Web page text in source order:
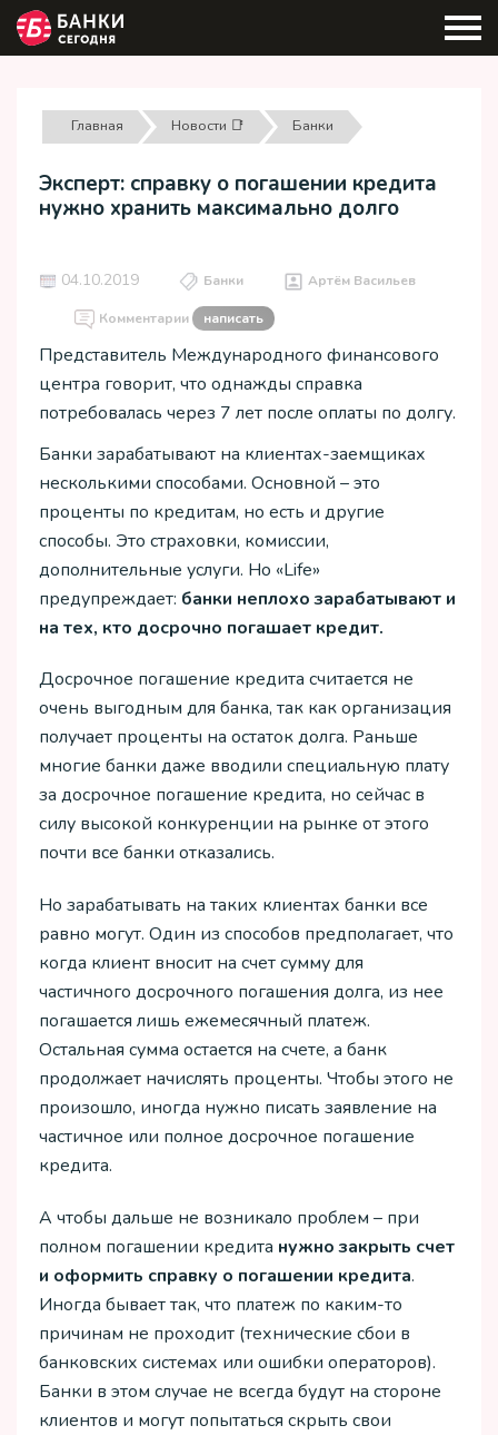
Главная Новости 📑 Банки
Эксперт: справку о погашении кредита
нужно хранить максимально долго
04.10.2019 Банки Артём Васильев
Комментарии написать
Представитель Международного финансового
центра говорит, что однажды справка
потребовалась через 7 лет после оплаты по долгу.
Банки зарабатывают на клиентах-заемщиках
несколькими способами. Основной – это
проценты по кредитам, но есть и другие
способы. Это страховки, комиссии,
дополнительные услуги. Но «Life»
предупреждает: банки неплохо зарабатывают и
на тех, кто досрочно погашает кредит.
Досрочное погашение кредита считается не
очень выгодным для банка, так как организация
получает проценты на остаток долга. Раньше
многие банки даже вводили специальную плату
за досрочное погашение кредита, но сейчас в
силу высокой конкуренции на рынке от этого
почти все банки отказались.
Но зарабатывать на таких клиентах банки все
равно могут. Один из способов предполагает, что
когда клиент вносит на счет сумму для
частичного досрочного погашения долга, из нее
погашается лишь ежемесячный платеж.
Остальная сумма остается на счете, а банк
продолжает начислять проценты. Чтобы этого не
произошло, иногда нужно писать заявление на
частичное или полное досрочное погашение
кредита.
А чтобы дальше не возникало проблем – при
полном погашении кредита нужно закрыть счет
и оформить справку о погашении кредита.
Иногда бывает так, что платеж по каким-то
причинам не проходит (технические сбои в
банковских системах или ошибки операторов).
Банки в этом случае не всегда будут на стороне
клиентов и могут попытаться скрыть свои